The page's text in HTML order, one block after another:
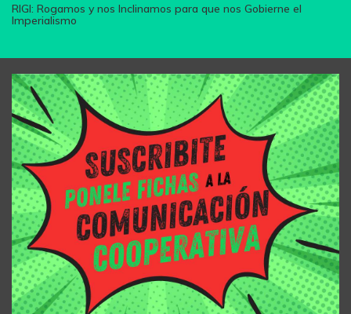
RIGI: Rogamos y nos Inclinamos para que nos Gobierne el
Imperialismo